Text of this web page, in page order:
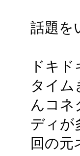
話題を
ドキ
タイム
んコネ
ディが
回の元